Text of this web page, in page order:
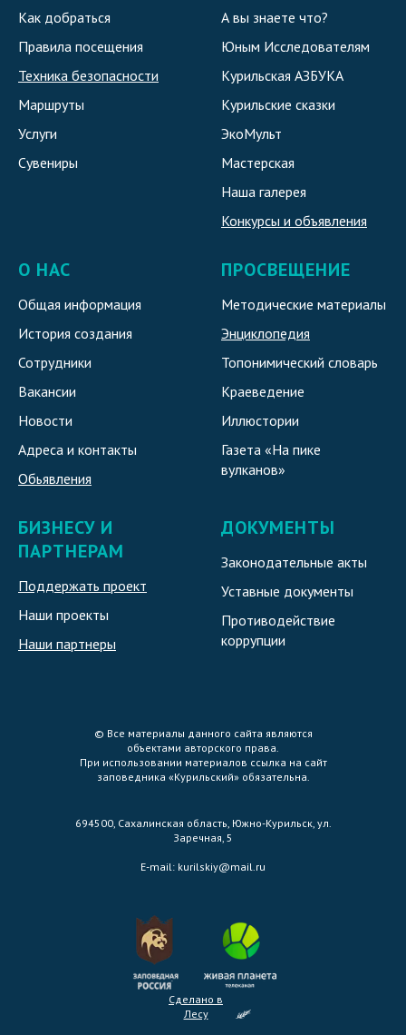
Как добраться
Правила посещения
Техника безопасности
Маршруты
Услуги
Сувениры
А вы знаете что?
Юным Исследователям
Курильская АЗБУКА
Курильские сказки
ЭкоМульт
Мастерская
Наша галерея
Конкурсы и объявления
О НАС
Общая информация
История создания
Сотрудники
Вакансии
Новости
Адреса и контакты
Обьявления
ПРОСВЕЩЕНИЕ
Методические материалы
Энциклопедия
Топонимический словарь
Краеведение
Иллюстории
Газета «На пике
вулканов»
БИЗНЕСУ И
ПАРТНЕРАМ
Поддержать проект
Наши проекты
Наши партнеры
ДОКУМЕНТЫ
Законодательные акты
Уставные документы
Противодействие
коррупции
Сделано в
Лесу
© Все материалы данного сайта являются
объектами авторского права.
При использовании материалов ссылка на сайт
заповедника «Курильский» обязательна.
694500, Сахалинская область, Южно-Курильск, ул.
Заречная, 5
E-mail: kurilskiy@mail.ru